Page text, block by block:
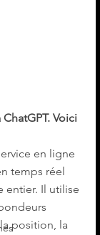
Voici
en ligne
temps réel
entier. Il utilise
position, la